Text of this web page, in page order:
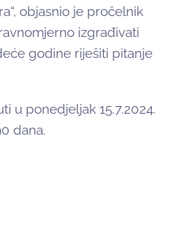
objasnio je pročelnik
izgrađivati
godine riješiti pitanje
u ponedjeljak 15.7.2024.
dana.